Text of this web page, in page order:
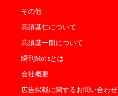
その他
高須基仁について
高須基一朗について
瞬刊Mot'sとは
会社概要
広告掲載に関するお問い合わせ